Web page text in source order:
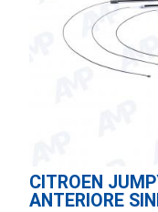
CITROEN
ANTERIORE